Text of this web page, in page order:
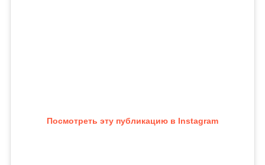
Посмотреть эту публикацию в Instagram